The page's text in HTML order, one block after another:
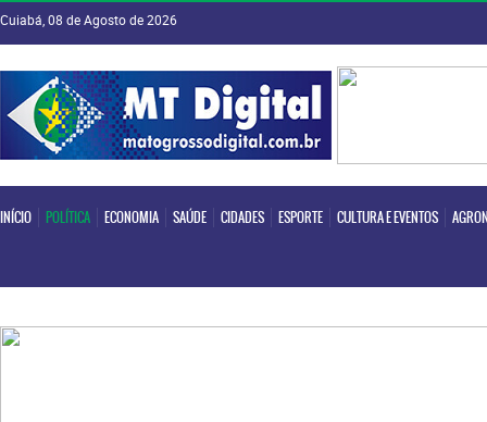
Cuiabá, 08 de Agosto de 2026
INÍCIO POLÍTICA ECONOMIA SAÚDE CIDADES ESPORTE CULTURA E EVENTOS
INÍCIO POLÍTICA ECONOMIA SAÚDE